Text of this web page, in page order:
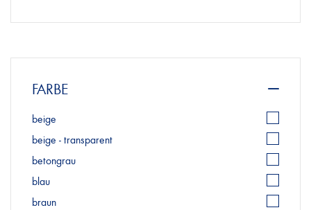
KONTAKTFORMULAR
HÄNDLERSUCHE
FARBE
beige
beige - transparent
betongrau
blau
braun